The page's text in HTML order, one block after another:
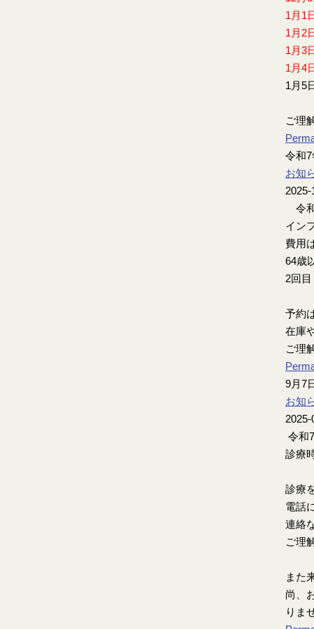
1月
1月
1月
1月
1月
ご理
令和
お知
2025-
令
イン
費用
64歳
2回
予約
在庫
ご理
9月7
お知
2025-
令和
診療
診療
電話
連絡
ご理
また
尚、
りま